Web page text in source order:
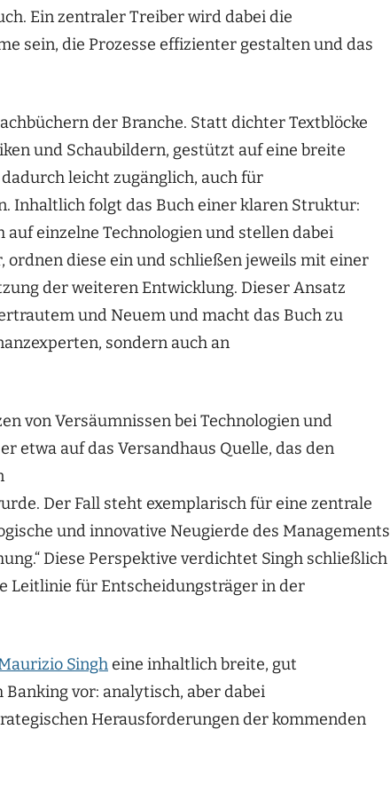
Ein zentraler Treiber wird dabei die
sein, die Prozesse effizienter gestalten und das
der Branche. Statt dichter Textblöcke
und Schaubildern, gestützt auf eine breite
leicht zugänglich, auch für
Inhaltlich folgt das Buch einer klaren Struktur:
einzelne Technologien und stellen dabei
diese ein und schließen jeweils mit einer
der weiteren Entwicklung. Dieser Ansatz
und Neuem und macht das Buch zu
sondern auch an
von Versäumnissen bei Technologien und
etwa auf das Versandhaus Quelle, das den
Der Fall steht exemplarisch für eine zentrale
und innovative Neugierde des Managements
Diese Perspektive verdichtet Singh schließlich
Leitlinie für Entscheidungsträger in der
Singh eine inhaltlich breite, gut
vor: analytisch, aber dabei
Herausforderungen der kommenden